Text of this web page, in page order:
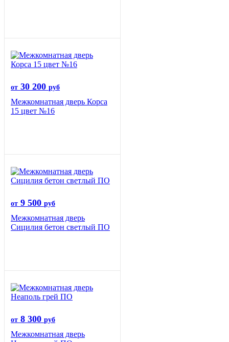
от 30 200 руб
Межкомнатная дверь Корса
15 цвет №16
от 9 500 руб
Межкомнатная дверь
Сицилия бетон светлый ПО
от 8 300 руб
Межкомнатная дверь